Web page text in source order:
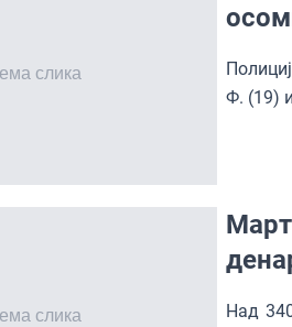
Ф. (19)
Над